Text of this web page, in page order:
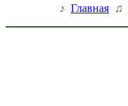
♪ Главная ♫